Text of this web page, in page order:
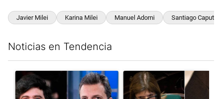
Javier Milei Karina Milei Manuel Adorni Santiago Caputo
Noticias en Tendencia
Un artículo de tendencia con el título "Los gobernadores
Un artículo de tendencia con